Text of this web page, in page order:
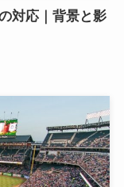
対応｜背景と影